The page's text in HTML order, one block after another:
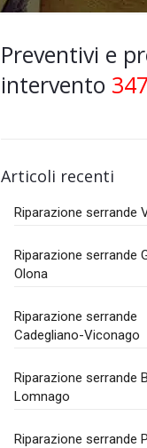
Preventivi e
intervento
Articoli recenti
Riparazione serrande
Riparazione serrande
Olona
Riparazione serrande
Cadegliano-Viconago
Riparazione serrande
Lomnago
Riparazione serrande